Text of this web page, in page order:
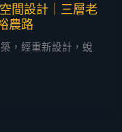
間設計｜三層老
農路
，經重新設計，蛻